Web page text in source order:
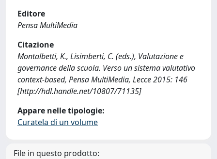
Editore
Pensa MultiMedia
Citazione
Montalbetti, K., Lisimberti, C. (eds.), Valutazione e
governance della scuola. Verso un sistema valutativo
context-based, Pensa MultiMedia, Lecce 2015: 146
[http://hdl.handle.net/10807/71135]
Appare nelle tipologie:
Curatela di un volume
File in questo prodotto: